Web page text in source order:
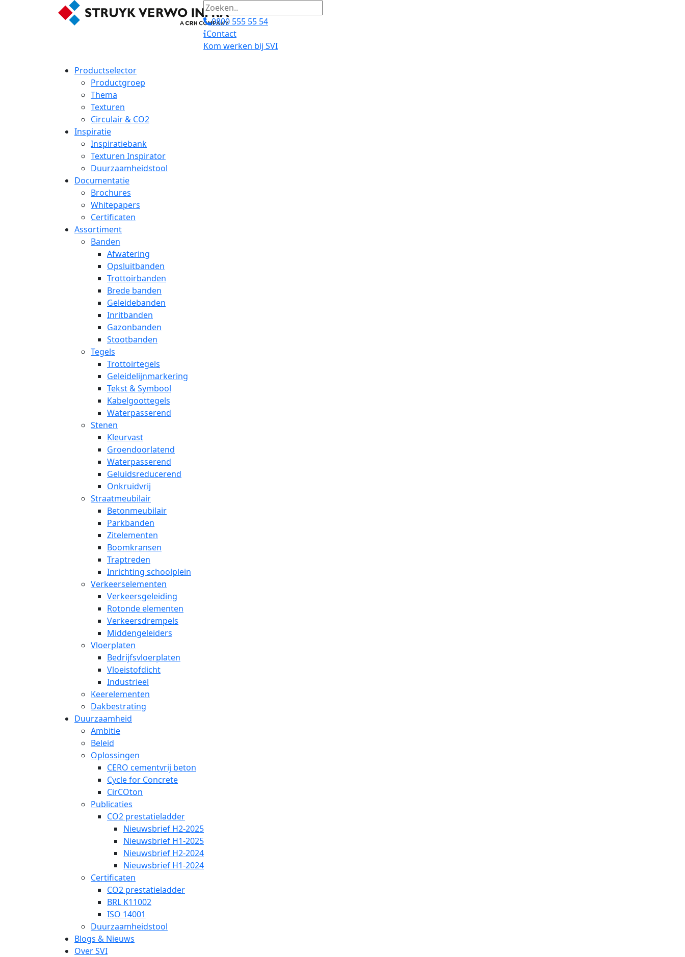
0800 555 55 54
Contact
Kom werken bij SVI
Productselector
Productgroep
Thema
Texturen
Circulair & CO2
Inspiratie
Inspiratiebank
Texturen Inspirator
Duurzaamheidstool
Documentatie
Brochures
Whitepapers
Certificaten
Assortiment
Banden
Afwatering
Opsluitbanden
Trottoirbanden
Brede banden
Geleidebanden
Inritbanden
Gazonbanden
Stootbanden
Tegels
Trottoirtegels
Geleidelijnmarkering
Tekst & Symbool
Kabelgoottegels
Waterpasserend
Stenen
Kleurvast
Groendoorlatend
Waterpasserend
Geluidsreducerend
Onkruidvrij
Straatmeubilair
Betonmeubilair
Parkbanden
Zitelementen
Boomkransen
Traptreden
Inrichting schoolplein
Verkeerselementen
Verkeersgeleiding
Rotonde elementen
Verkeersdrempels
Middengeleiders
Vloerplaten
Bedrijfsvloerplaten
Vloeistofdicht
Industrieel
Keerelementen
Dakbestrating
Duurzaamheid
Ambitie
Beleid
Oplossingen
CERO cementvrij beton
Cycle for Concrete
CirCOton
Publicaties
CO2 prestatieladder
Nieuwsbrief H2-2025
Nieuwsbrief H1-2025
Nieuwsbrief H2-2024
Nieuwsbrief H1-2024
Certificaten
CO2 prestatieladder
BRL K11002
ISO 14001
Duurzaamheidstool
Blogs & Nieuws
Over SVI